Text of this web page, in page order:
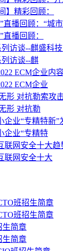
】精彩回顾：
直播回顾：“城
播回顾：
访谈--麒盛科
访谈--麒
ECM企业内
ECM企业
形 对抗勒索攻
形 对抗勒
企业“专精特新”
企业“专精特
联网安全十大
联网安全十大
班招生简章
班招生简章
生简章
生简章